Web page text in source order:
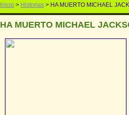
Inicio > Historias > HA MUERTO MICHAEL
HA MUERTO MICHAEL